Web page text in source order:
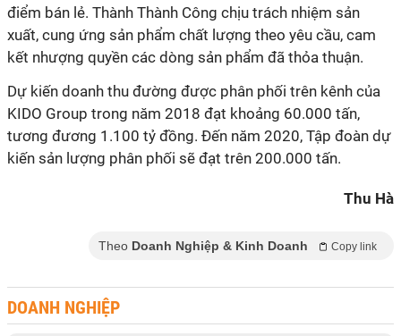
điểm bán lẻ. Thành Thành Công chịu trách nhiệm sản
xuất, cung ứng sản phẩm chất lượng theo yêu cầu, cam
kết nhượng quyền các dòng sản phẩm đã thỏa thuận.
Dự kiến doanh thu đường được phân phối trên kênh của
KIDO Group trong năm 2018 đạt khoảng 60.000 tấn,
tương đương 1.100 tỷ đồng. Đến năm 2020, Tập đoàn dự
kiến sản lượng phân phối sẽ đạt trên 200.000 tấn.
Thu Hà
Theo Doanh Nghiệp & Kinh Doanh Copy link
DOANH NGHIỆP